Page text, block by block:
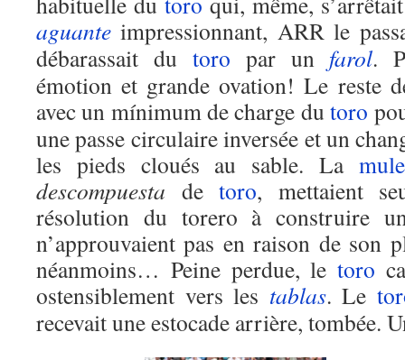
aguante impressionnant, ARR le
débarassait du toro par un farol.
émotion et grande ovation! Le reste
avec un mínimum de charge dutoro
une passe circulaire inversée et un
les pieds cloués au sable. La
descompuesta detoro, mettaient
résolution du torero à construire
n’approuvaient pas en raison de son
néanmoins… Peine perdue, le toro
ostensiblement vers les tablas. Le
recevait une estocade arrière, tombée.